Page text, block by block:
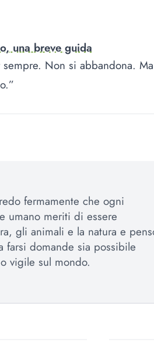
una breve guida
Non si abbandona.
fermamente che ogni
umano meriti di essere
gli animali e la natura e
farsi domande sia possibile
vigile sul mondo.